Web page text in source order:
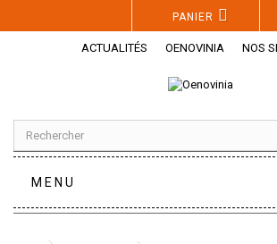
PANIER
ACTUALITÉS OENOVINIA NOS
MENU